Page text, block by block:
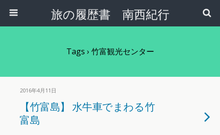
旅の履歴書 南西紀行
Tags › 竹富観光センター
2016年4月11日
【竹富島】 水牛車でまわる竹
富島